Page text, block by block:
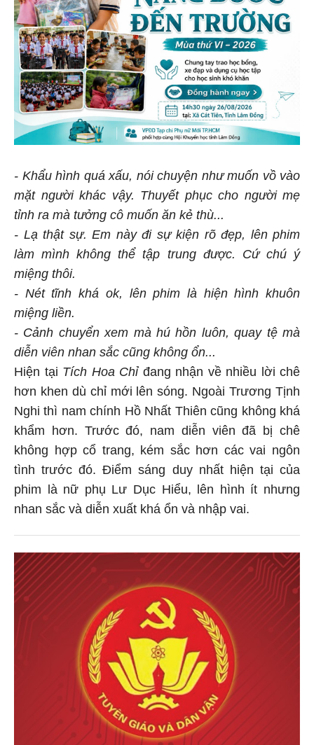
- Khẩu hình quá xấu, nói chuyện như muốn vồ vào
mặt người khác vậy. Thuyết phục cho người mẹ
tỉnh ra mà tưởng cô muốn ăn kẻ thù...
- Lạ thật sự. Em này đi sự kiện rõ đẹp, lên phim
làm mình không thể tập trung được. Cứ chú ý
miệng thôi.
- Nét tĩnh khá ok, lên phim là hiện hình khuôn
miệng liền.
- Cảnh chuyển xem mà hú hồn luôn, quay tệ mà
diễn viên nhan sắc cũng không ổn...
Hiện tại Tích Hoa Chỉ đang nhận về nhiều lời chê
hơn khen dù chỉ mới lên sóng. Ngoài Trương Tịnh
Nghi thì nam chính Hồ Nhất Thiên cũng không khá
khẩm hơn. Trước đó, nam diễn viên đã bị chê
không hợp cổ trang, kém sắc hơn các vai ngôn
tình trước đó. Điểm sáng duy nhất hiện tại của
phim là nữ phụ Lư Dục Hiểu, lên hình ít nhưng
nhan sắc và diễn xuất khá ổn và nhập vai.